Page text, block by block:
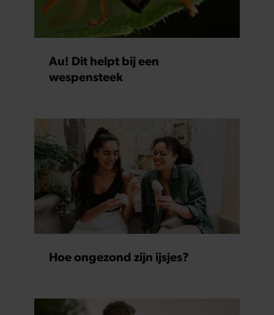
partners kunnen deze gegevens combineren met andere
informatie die u aan ze heeft verstrekt of die ze hebben
verzameld op basis van uw gebruik van hun services. U
gaat akkoord met onze cookies als u onze website blijft
Au! Dit helpt bij een
wespensteek
Hoe ongezond zijn ijsjes?